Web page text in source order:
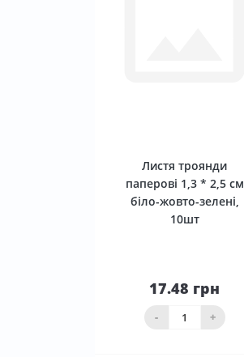
Листя троянди
паперові 1,3 * 2,5 см
біло-жовто-зелені,
10шт
17.48 грн
- +
До
кошика